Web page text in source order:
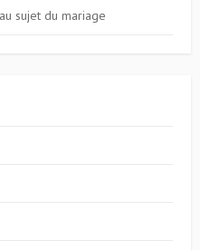
sujet du mariage